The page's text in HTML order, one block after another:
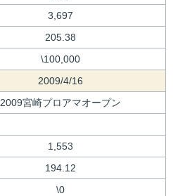
3,697
205.38
\100,000
2009/4/16
2009宮崎プロアマオープン
1,553
194.12
\0